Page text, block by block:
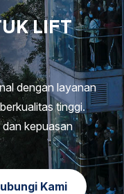
LIFT
dengan layanan
tinggi.
kepuasan
Kami